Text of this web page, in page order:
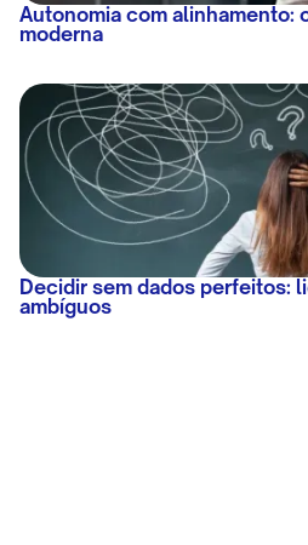
Autonomia com alinhamento:
moderna
Decidir sem dados perfeitos:
ambíguos